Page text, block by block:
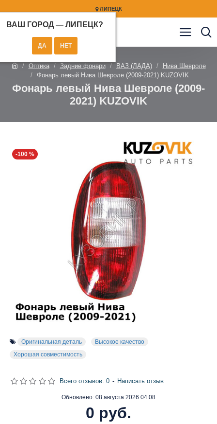
ЛИПЕЦК
ВАШ ГОРОД — ЛИПЕЦК?
Оптика Задние фонари ВАЗ (ЛАДА)
Нива Шевроле
Фонарь левый Нива Шевроле (2009-2021) KUZOVIK
Фонарь левый Нива Шевроле (2009-
2021) KUZOVIK
-100 %
Оригинальная деталь
Высокое качество
Хорошая совместимость
Обновлено: 08 августа 2026 04:08
Всего отзывов: 0 - Написать отзыв
0 руб.